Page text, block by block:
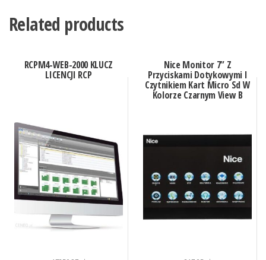
Related products
RCPM4-WEB-2000 KLUCZ
LICENCJI RCP
Nice Monitor 7” Z
Przyciskami Dotykowymi I
Czytnikiem Kart Micro Sd W
Kolorze Czarnym View B